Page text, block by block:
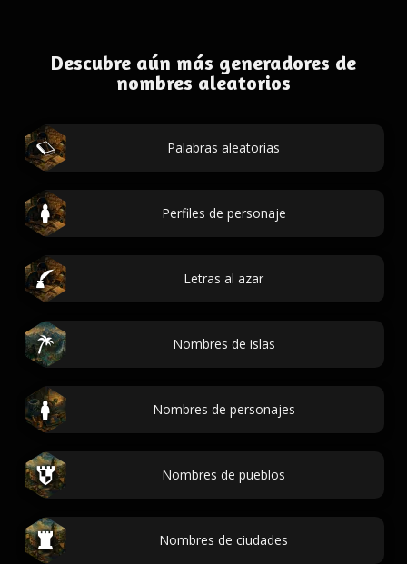
Descubre aún más generadores de
nombres aleatorios
Palabras aleatorias
Perfiles de personaje
Letras al azar
Nombres de islas
Nombres de personajes
Nombres de pueblos
Nombres de ciudades